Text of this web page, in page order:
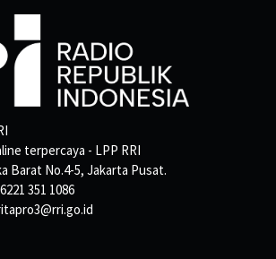
terpercaya - LPP RRI
Barat No.4-5, Jakarta Pusat.
351 1086